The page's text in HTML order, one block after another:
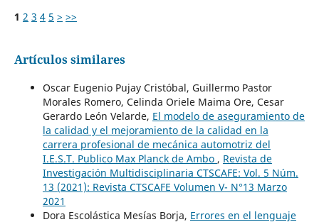
1 2 3 4 5 > >>
Artículos similares
Oscar Eugenio Pujay Cristóbal, Guillermo Pastor
Morales Romero, Celinda Oriele Maima Ore, Cesar
Gerardo León Velarde, El modelo de aseguramiento de
la calidad y el mejoramiento de la calidad en la
carrera profesional de mecánica automotriz del
I.E.S.T. Publico Max Planck de Ambo , Revista de
Investigación Multidisciplinaria CTSCAFE: Vol. 5 Núm.
13 (2021): Revista CTSCAFE Volumen V- N°13 Marzo
2021
Dora Escolástica Mesías Borja, Errores en el lenguaje